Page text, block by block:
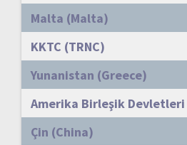
Malta (Malta)
KKTC (TRNC)
Yunanistan (Greece)
Amerika Birleşik Devletleri
Çin (China)